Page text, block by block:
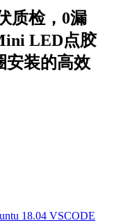
质检，0漏
LED点胶
安装的高效
18.04 VSCODE